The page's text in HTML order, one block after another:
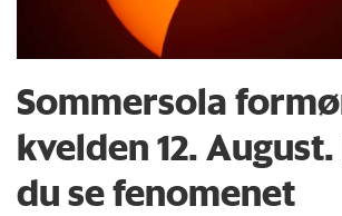
Sommersola
kvelden 12.
du se fenomenet